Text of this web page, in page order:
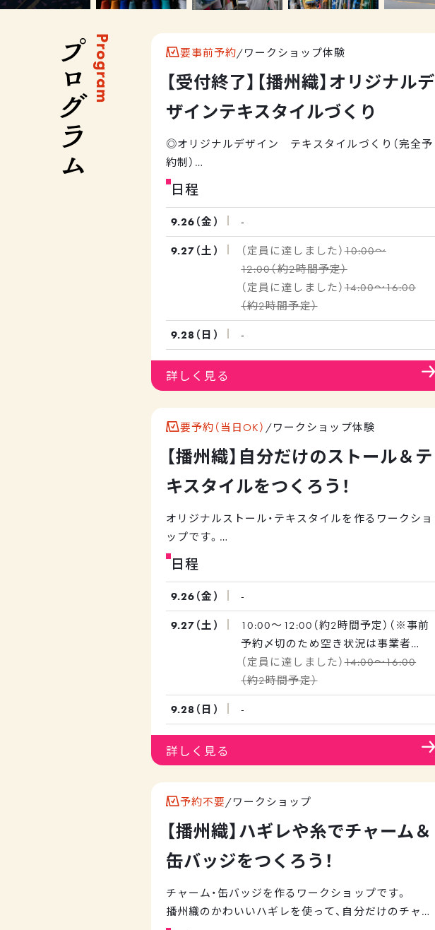
Program 要事前予約/ワークショップ体験
【受付終了】【播州織】オリジナルデ
ザインテキスタイルづくり
◎オリジナルデザイン テキスタイルづくり（完全予
約制）
昨年ご好評いただいた、完全オリジナルのテキスタイ
ル制作企画を再び開催！
生地に仕上げたいデザインや写真をご用意のうえ、職
人のサポートとともに、イチから本格的なテキスタイ
ルを制作していただけます。
テキスタイルづくりの流れを体験したい！という方
や、制作活動などでご使用を検討されている方にオス
スメです！
※お渡しは2025年12月頃を予定しています。
づく歴史の中で培ってきた素材や、提携工場を見学い
本社内のアーカイブや糸・生地倉庫見学、遠孫織布さ
ん（織物工場）見学を予定しています。
日程
9.26（金） -
9.27（土）
10:00～
12:00（約2時間予定）
14:00～16:00
（約2時間予定）
9.28（日） -
詳しく見る
要予約（当日OK） /ワークショップ体験
【播州織】自分だけのストール＆テ
キスタイルをつくろう！
オリジナルストール・テキスタイルを作るワークショ
ップです。
◎POLSデザイン ストール・テキスタイルづくり（予
約制・当日参加OK）
POLSがこれまで手掛けてきた中から厳選したデザイ
ンを、お好きなカラーでお作りいただけます。
倉庫に眠るたくさんの糸から選んでいただくので組
み合わせは無限大。
POLSのテキスタイルデザインが好き！という方、オリ
ジナルを作ってみたいけどデザインから考えるのは
難しいな…という方にオススメです！
※お渡しは2025年12月頃を予定しています。
☆ワークショップ参加者限定で、丸萬の120年以上つ
ただけます。
本社内のアーカイブや糸・生地倉庫見学、遠孫織布さ
ん（織物工場）見学を予定しています。
日程
9.26（金） -
9.27（土）
10:00～12:00（約2時間予定）（※事前
予約〆切のため空き状況は事業者へ
直接お問い合わせください）
14:00～16:00
（約2時間予定）
9.28（日） -
詳しく見る
予約不要/ワークショップ
【播州織】ハギレや糸でチャーム＆
缶バッジをつくろう！
チャーム・缶バッジを作るワークショップです。
播州織のかわいいハギレを使って、自分だけのチャー